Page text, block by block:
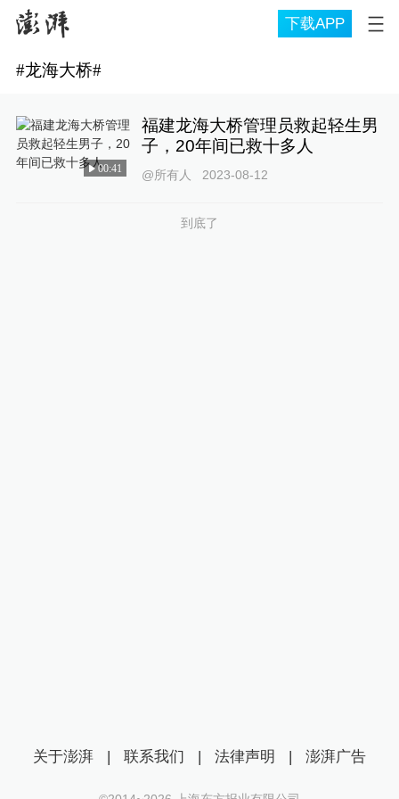
下载APP
#龙海大桥#
00:41
福建龙海大桥管理员救起轻生男
子，20年间已救十多人
@所有人 2023-08-12
到底了
关于澎湃 | 联系我们 | 法律声明 | 澎湃广告